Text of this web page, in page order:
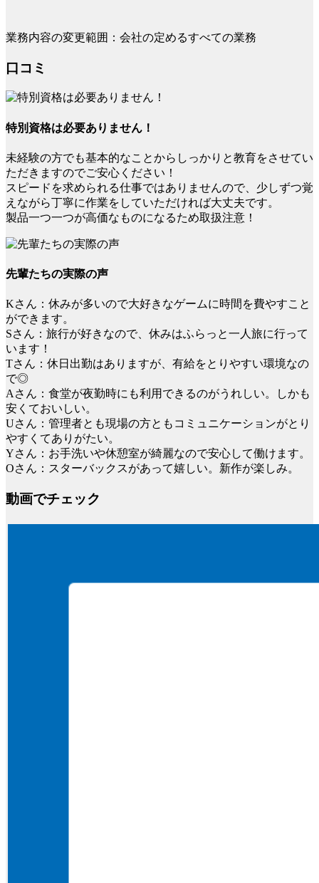
業務内容の変更範囲：会社の定めるすべての業務
口コミ
特別資格は必要ありません！
未経験の方でも基本的なことからしっかりと教育をさせてい
ただきますのでご安心ください！
スピードを求められる仕事ではありませんので、少しずつ覚
えながら丁寧に作業をしていただければ大丈夫です。
製品一つ一つが高価なものになるため取扱注意！
先輩たちの実際の声
Kさん：休みが多いので大好きなゲームに時間を費やすこと
ができます。
Sさん：旅行が好きなので、休みはふらっと一人旅に行って
います！
Tさん：休日出勤はありますが、有給をとりやすい環境なの
で◎
Aさん：食堂が夜勤時にも利用できるのがうれしい。しかも
安くておいしい。
Uさん：管理者とも現場の方ともコミュニケーションがとり
やすくてありがたい。
Yさん：お手洗いや休憩室が綺麗なので安心して働けます。
Oさん：スターバックスがあって嬉しい。新作が楽しみ。
動画でチェック